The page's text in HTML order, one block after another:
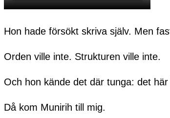
Hon hade försökt skriva själv. Men
Orden ville inte. Strukturen ville inte.
Och hon kände det där tunga: det
Då kom Munirih till mig.